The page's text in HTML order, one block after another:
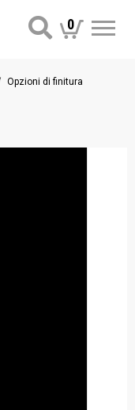
0
Opzioni di finitura